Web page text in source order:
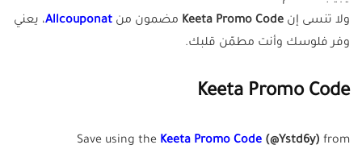
ولا تنسى إن Keeta Promo Code مضمون من Allcouponat، يعني
وفر فلوسك وأنت مطمّن قلبك.
Keeta Promo Code
Save using the Keeta Promo Code (@Ystd6y) from